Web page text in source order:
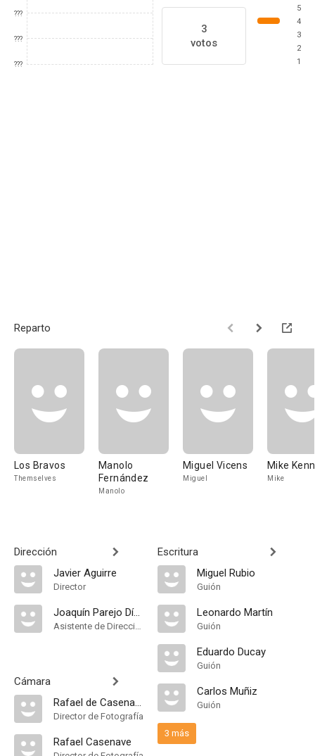
???
???
???
3
votos
5
4
3
2
1
Reparto
Los Bravos
Themselves
Manolo
Fernández
Manolo
Miguel Vicens
Miguel
Mike
Mike
Dirección
Javier Aguirre
Director
Joaquín Parejo Díaz
Asistente de Dirección
Cámara
Rafael de Casenave
Director de Fotografía
Rafael Casenave
Escritura
Miguel Rubio
Guión
Leonardo Martín
Guión
Eduardo Ducay
Guión
Carlos Muñiz
Guión
3 más